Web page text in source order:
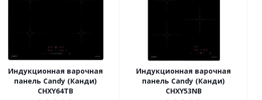
Индукционная варочная
панель Candy (Канди)
CHXY64TB
Индукционная варочная
панель Candy (Канди)
CHXY53NB